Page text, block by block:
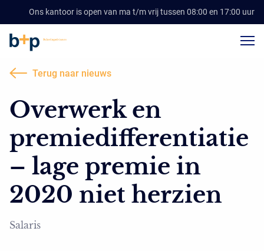
Ons kantoor is open van ma t/m vrij tussen 08:00 en 17:00 uur
Terug naar nieuws
Overwerk en
premiedifferentiatie
– lage premie in
2020 niet herzien
Salaris